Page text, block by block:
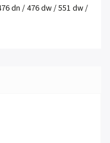
dn / 476 dw / 551 dw /